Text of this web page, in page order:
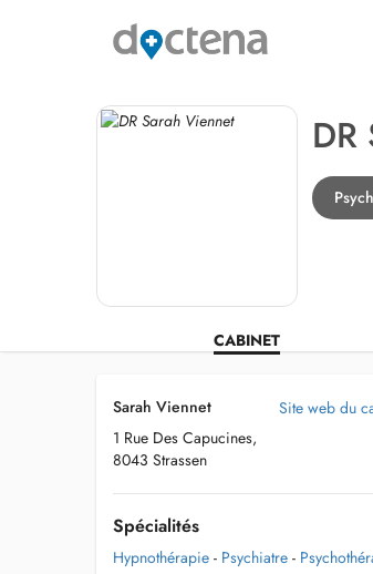
DR
CABINET
Sarah Viennet
1 Rue Des Capucines,
8043 Strassen
Site web du
Spécialités
Hypnothérapie - Psychiatre -